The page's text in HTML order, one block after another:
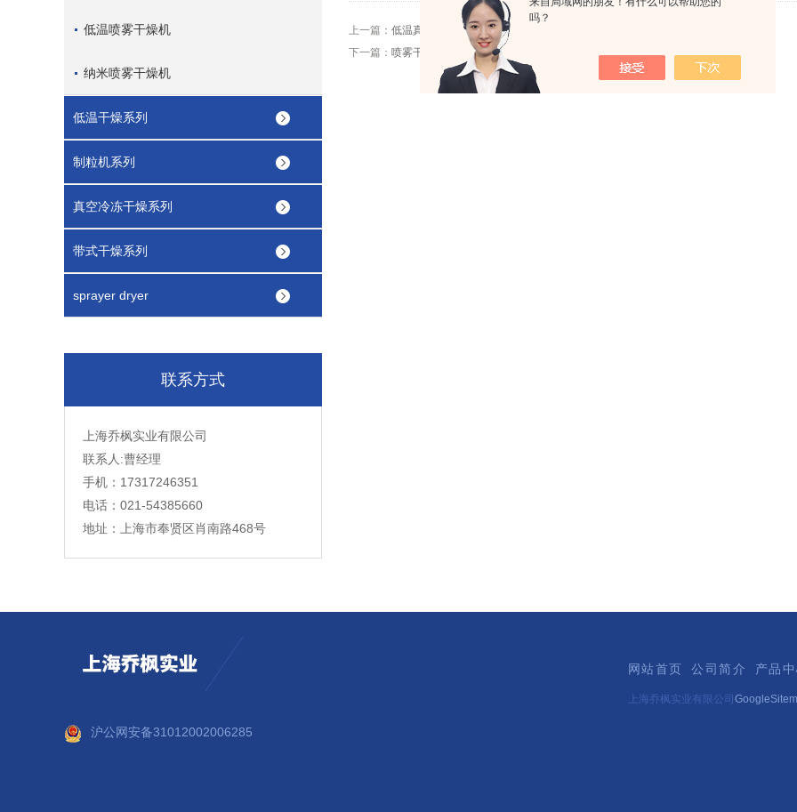
吗？
低温喷雾干燥机
纳米喷雾干燥机
低温干燥系列
制粒机系列
真空冷冻干燥系列
带式干燥系列
sprayer dryer
联系方式
上海乔枫实业有限公司
联系人:曹经理
手机：17317246351
电话：021-54385660
地址：上海市奉贤区肖南路468号
上一篇： 低温真空干燥机在日常应用中有哪些优势
下一篇： 喷雾干燥机的流程工艺效果
网站首页 公司简介 产品
上海乔枫实业有限公司
沪公网安备31012002006285